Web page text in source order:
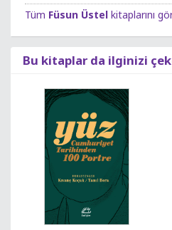
Tüm Füsun Üstel kitaplarını
Bu kitaplar da ilginizi